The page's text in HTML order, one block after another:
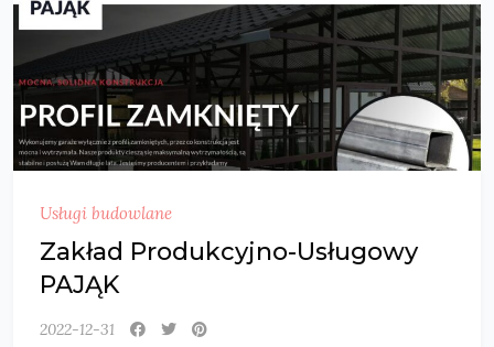
Usługi budowlane
Zakład Produkcyjno-Usługowy
PAJĄK
2022-12-31